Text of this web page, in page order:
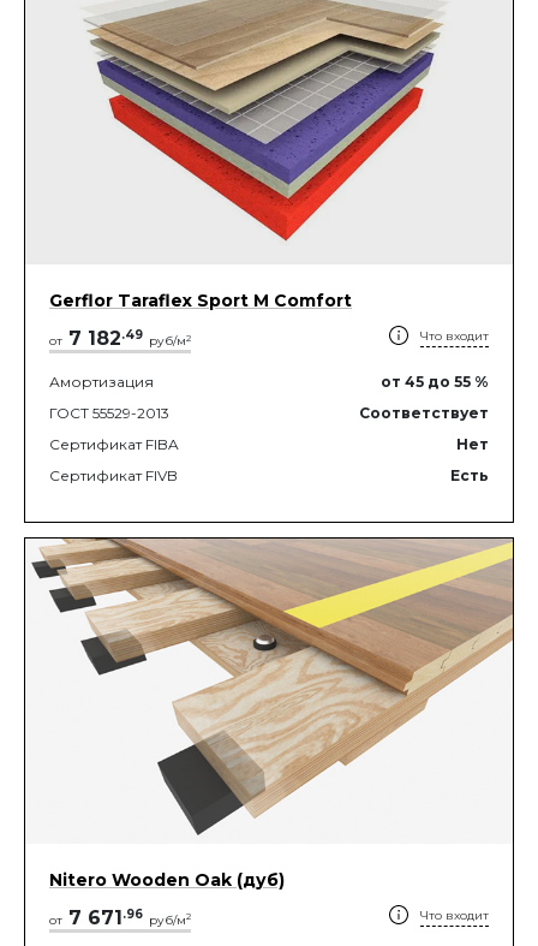
Gerflor Taraflex Sport M Comfort
от 7 182.49 руб/м2 Что входит
Амортизация от 45 до 55 %
ГОСТ 55529-2013
Соответствует
Сертификат FIBA
Нет
Сертификат FIVB
Есть
Nitero Wooden Oak (дуб)
от 7 671.96 руб/м2 Что входит